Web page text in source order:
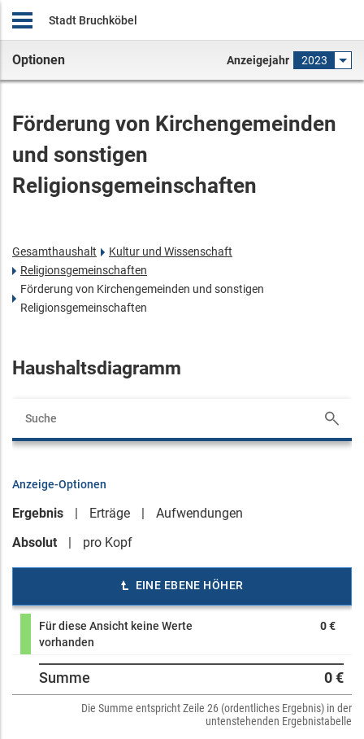
Stadt Bruchköbel
Optionen Anzeigejahr 2023
Förderung von Kirchengemeinden
und sonstigen
Religionsgemeinschaften
Gesamthaushalt
Kultur und Wissenschaft
Religionsgemeinschaften
Förderung von Kirchengemeinden und sonstigen
Religionsgemeinschaften
Haushaltsdiagramm
Anzeige-Optionen
Ergebnis Erträge
Aufwendungen
Absolut
pro Kopf
EINE EBENE HÖHER
Für diese Ansicht keine Werte
vorhanden
0 €
Summe 0 €
Die Summe entspricht Zeile 26 (ordentliches Ergebnis) in der
untenstehenden Ergebnistabelle